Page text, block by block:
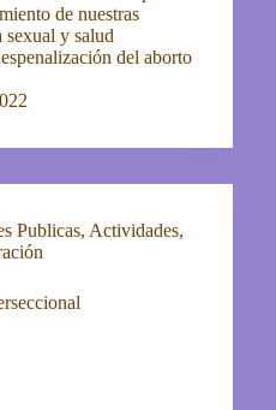
de nuestras
sexual y salud
del aborto
Publicas, Actividades,